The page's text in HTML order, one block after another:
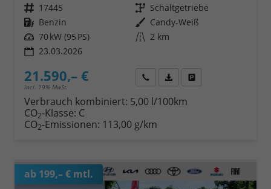
Fahrzeugnr. 17445 Getriebe Schaltgetriebe
Kraftstoff Benzin Außenfarbe Candy-Weiß
Leistung 70 kW (95 PS) Kilometerstand 2 km
23.03.2026
21.590,– €
incl. 19% MwSt.
Wir rufen Sie anFahrzeugexposé (PDF)
Verbrauch kombiniert: 5,00 l/100km
CO2-Klasse: C
CO2-Emissionen: 113,00 g/km
ab 199,– € mtl.